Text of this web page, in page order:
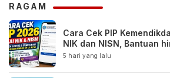
RAGAM
Cara Cek PIP
NIK dan NISN, Bantuan
5 hari yang lalu